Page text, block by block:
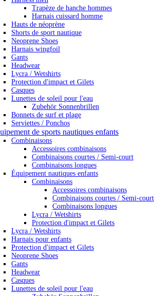
Trapèze de hanche hommes
Harnais cuissard homme
Hauts de néoprène
Shorts de sport nautique
Neoprene Shoes
Harnais wingfoil
Gants
Headwear
Lycra / Wetshirts
Protection d'impact et Gilets
Casques
Lunettes de soleil pour l'eau
Zubehör Sonnenbrillen
Bonnets de surf et plage
Serviettes / Ponchos
de sports nautiques enfants
Combinaisons
Accessoires combinaisons
Combinaisons courtes / Semi-court
Combinaisons longues
Équipement nautiques enfants
Combinaisons
Accessoires combinaisons
Combinaisons courtes / Semi-court
Combinaisons longues
Lycra / Wetshirts
Protection d'impact et Gilets
Lycra / Wetshirts
Harnais pour enfants
Protection d'impact et Gilets
Neoprene Shoes
Gants
Headwear
Casques
Lunettes de soleil pour l'eau